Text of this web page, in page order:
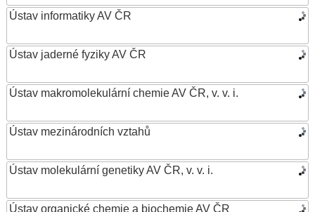
Ústav informatiky AV ČR
Ústav jaderné fyziky AV ČR
Ústav makromolekulární chemie AV ČR, v. v. i.
Ústav mezinárodních vztahů
Ústav molekulární genetiky AV ČR, v. v. i.
Ústav organické chemie a biochemie AV ČR